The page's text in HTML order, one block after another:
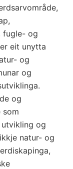
fugle- og
eit unytta
og
og
og
som
utvikling og
natur- og